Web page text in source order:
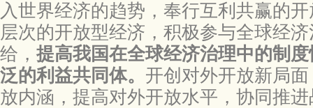
入世界经济的趋势，奉行互利共赢的
层次的开放型经济，积极参与全球经
给， 提高我国在全球经济治理中的制
泛的利益共同体。 开创对外开放新局
放内涵，提高对外开放水平，协同推